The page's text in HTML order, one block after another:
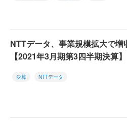
NTTデータ、事業規模拡大で増
【2021年3月期第3四半期決算】
決算 NTTデータ